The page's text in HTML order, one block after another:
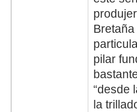
pilar
“desde
la